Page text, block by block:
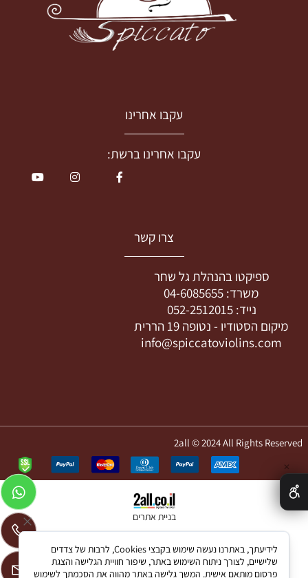
עקבו אחרינו
עקבו אחרינו ברשת:
צרו קשר
ספיקטו בהנהלת גל שחר
משרד: 04-6085655
נייד:052-2512015
מיקום הסטודיו - נטופה 19 הררית
info@spiccatoviolins.com
2all © 2024 All Rights Reserved
בניית אתרים
✕
לידיעתך, באתרנו נעשה שימוש בקבצי Cookies, לרבות של צדדים
שלישיים, לצורך ניתוח השימוש באתר, שיפור חוויית הגלישה והצגת
פרסום מותאם אישית. המשך גלישה באתר מהווה את הסכמתך לשימוש